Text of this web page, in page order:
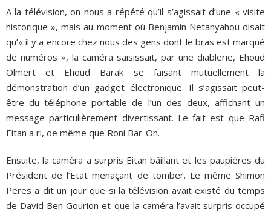
A la télévision, on nous a répété qu’il s’agissait d’une « visite
historique », mais au moment où Benjamin Netanyahou disait
qu’« il y a encore chez nous des gens dont le bras est marqué
de numéros », la caméra saisissait, par une diablerie, Ehoud
Olmert et Ehoud Barak se faisant mutuellement la
démonstration d’un gadget électronique. Il s’agissait peut-
être du téléphone portable de l’un des deux, affichant un
message particulièrement divertissant. Le fait est que Rafi
Eitan a ri, de même que Roni Bar-On.
Ensuite, la caméra a surpris Eitan bâillant et les paupières du
Président de l’Etat menaçant de tomber. Le même Shimon
Peres a dit un jour que si la télévision avait existé du temps
de David Ben Gourion et que la caméra l’avait surpris occupé